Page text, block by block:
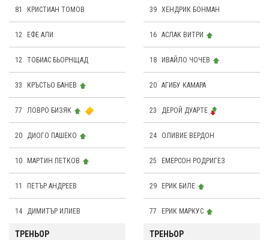
81 КРИСТИАН ТОМОВ
12 ЕФЕ АЛИ
12 ТОБИАС БЬОРНЩАД
33 КРЪСТЬО БАНЕВ
77 ЛОВРО БИЗЯК
20 ДИОГО ПАШЕКО
10 МАРТИН ПЕТКОВ
11 ПЕТЪР АНДРЕЕВ
14 ДИМИТЪР ИЛИЕВ
39 ХЕНДРИК БОНМАН
16 АСЛАК ВИТРИ
18 ИВАЙЛО ЧОЧЕВ
20 АГИБУ КАМАРА
23 ДЕРОЙ ДУАРТЕ
24 OЛИВИЕ ВЕРДОН
25 ЕМЕРСОН РОДРИГЕЗ
29 ЕРИК БИЛЕ
77 ЕРИК МАРКУС
ТРЕНЬОР ТРЕНЬОР